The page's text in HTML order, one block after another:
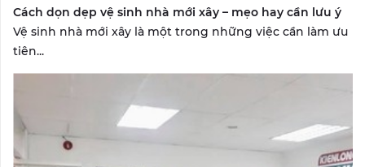
Cách dọn dẹp vệ sinh nhà mới xây – mẹo hay cần lưu ý
Vệ sinh nhà mới xây là một trong những việc cần làm ưu
tiên...